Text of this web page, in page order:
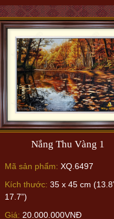
Nắng Thu Vàng 1
Mã sản phẩm: XQ.6497
Kích thước: 35 x 45 cm
17.7”)
Giá: 20.000.000VNĐ